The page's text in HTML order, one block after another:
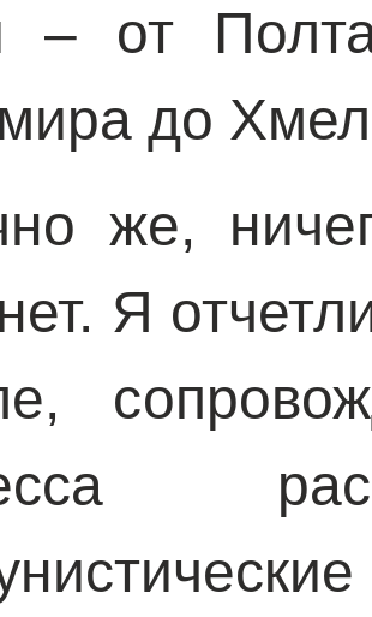
– от
до
же,
Я